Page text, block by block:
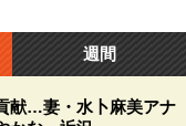
週間
献…妻・水卜麻美アナ